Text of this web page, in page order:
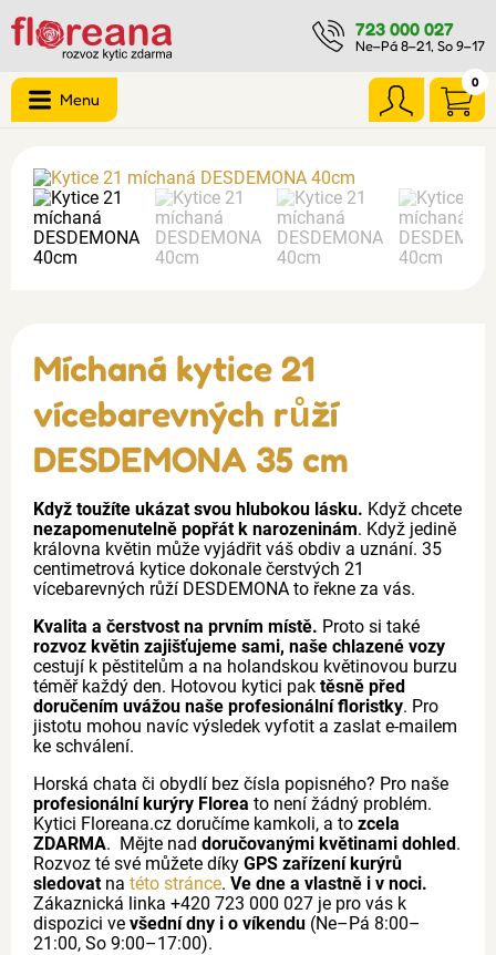
723 000 027
Ne–Pá 8–21, So 9–17
0
Menu
Míchaná kytice 21
vícebarevných růží
DESDEMONA 35 cm
Když toužíte ukázat svou hlubokou lásku. Když chcete
nezapomenutelně popřát k narozeninám. Když jedině
královna květin může vyjádřit váš obdiv a uznání. 35
centimetrová kytice dokonale čerstvých 21
vícebarevných růží DESDEMONA to řekne za vás.
Kvalita a čerstvost na prvním místě. Proto si také
rozvoz květin zajišťujeme sami, naše chlazené vozy
cestují k pěstitelům a na holandskou květinovou burzu
téměř každý den. Hotovou kytici pak těsně před
doručením uvážou naše profesionální floristky. Pro
jistotu mohou navíc výsledek vyfotit a zaslat e-mailem
ke schválení.
Horská chata či obydlí bez čísla popisného? Pro naše
profesionální kurýry Florea to není žádný problém.
Kytici Floreana.cz doručíme kamkoli, a to zcela
ZDARMA. Mějte nad doručovanými květinami dohled.
Rozvoz té své můžete díky GPS zařízení kurýrů
sledovatna této stránce. Ve dne a vlastně i v noci.
Zákaznická linka +420 723 000 027 je pro vás k
dispozici ve všední dny i o víkendu (Ne–Pá 8:00–
21:00, So 9:00–17:00).